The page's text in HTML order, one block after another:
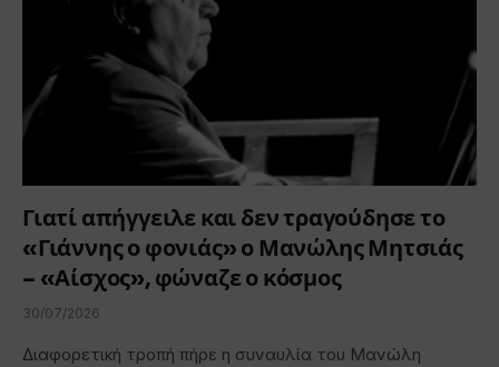
Γιατί απήγγειλε και δεν τραγούδησε το
«Γιάννης ο φονιάς» ο Μανώλης Μητσιάς
– «Αίσχος», φώναζε ο κόσμος
30/07/2026
Διαφορετική τροπή πήρε η συναυλία του Μανώλη